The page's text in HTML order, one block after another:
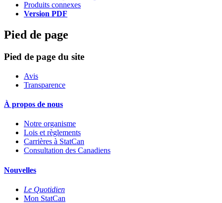
Produits connexes
Version PDF
Pied de page
Pied de page du site
Avis
Transparence
À propos de nous
Notre organisme
Lois et règlements
Carrières à StatCan
Consultation des Canadiens
Nouvelles
Le Quotidien
Mon StatCan